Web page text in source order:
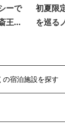
ーで
王」
初夏限
を巡る
の宿泊施設を探す